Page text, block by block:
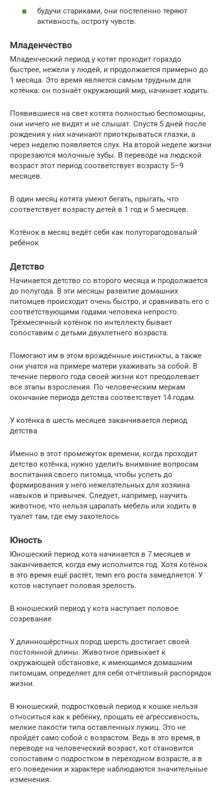
будучи стариками, они постепенно теряют
активность, остроту чувств.
Младенчество
Младенческий период у котят проходит гораздо
быстрее, нежели у людей, и продолжается примерно до
1 месяца. Это время является самым трудным для
котёнка: он познаёт окружающий мир, начинает ходить.
Появившиеся на свет котята полностью беспомощны,
они ничего не видят и не слышат. Спустя 5 дней после
рождения у них начинают приоткрываться глазки, а
через неделю появляется слух. На второй неделе жизни
прорезаются молочные зубы. В переводе на людской
возраст этот период соответствует возрасту 5–9
месяцев.
В один месяц котята умеют бегать, прыгать, что
соответствует возрасту детей в 1 год и 5 месяцев.
Котёнок в месяц ведёт себя как полуторагодовалый
ребёнок
Детство
Начинается детство со второго месяца и продолжается
до полугода. В эти месяцы развитие домашних
питомцев происходит очень быстро, и сравнивать его с
соответствующими годами человека непросто.
Трёхмесячный котёнок по интеллекту бывает
сопоставим с детьми двухлетнего возраста.
Помогают им в этом врождённые инстинкты, а также
они учатся на примере матери ухаживать за собой. В
течение первого года своей жизни кот преодолевает
все этапы взросления. По человеческим меркам
окончание периода детства соответствует 14 годам.
У котёнка в шесть месяцев заканчивается период
детства
Именно в этот промежуток времени, когда проходит
детство котёнка, нужно уделить внимание вопросам
воспитания своего питомца, чтобы успеть до
формирования у него нежелательных для хозяина
навыков и привычек. Следует, например, научить
животное, что нельзя царапать мебель или ходить в
туалет там, где ему захотелось
Юность
Юношеский период кота начинается в 7 месяцев и
заканчивается, когда ему исполнится год. Хотя котёнок
в это время ещё растёт, темп его роста замедляется. У
котов наступает половая зрелость.
В юношеский период у кота наступает половое
созревание
У длинношёрстных пород шерсть достигает своей
постоянной длины. Животное привыкает к
окружающей обстановке, к имеющимся домашним
питомцам, определяет для себя отчётливый распорядок
жизни.
В юношеский, подростковый период к кошке нельзя
относиться как к ребёнку, прощать её агрессивность,
мелкие пакости типа оставленных лужиц. Это не
пройдёт само собой с возрастом. Ведь в это время, в
переводе на человеческий возраст, кот становится
сопоставим с подростком в переходном возрасте, а в
его поведении и характере наблюдаются значительные
изменения.